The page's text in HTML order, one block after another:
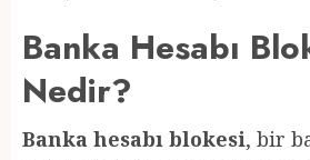
Banka Hesabı
Nedir?
Banka hesabı blokesi, bir